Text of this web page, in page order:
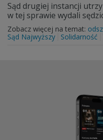
Sąd drugiej instancji
w tej sprawie wydali
Zobacz więcej na temat:
Sąd Najwyższy
Solidarność